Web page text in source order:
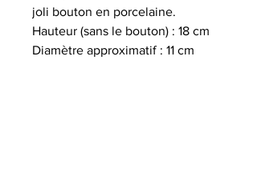
joli bouton en porcelaine.
Hauteur (sans le bouton) : 18 cm
Diamètre approximatif : 11 cm